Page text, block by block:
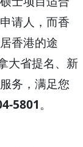
请人，而香
香港的途
大省提名、新
务，满足您
5801。